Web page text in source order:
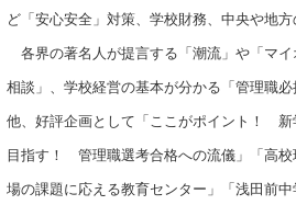
ど「安心安全」対策、学校財務、中央や地
各界の著名人が提言する「潮流」や「マ
相談」、学校経営の基本が分かる「管理職
他、好評企画として「ここがポイント！
目指す！ 管理職選考合格への流儀」「高
場の課題に応える教育センター」「浅田前